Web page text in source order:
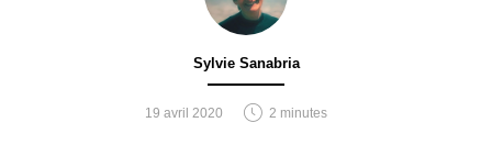
Sylvie Sanabria
19 avril 2020 2 minutes